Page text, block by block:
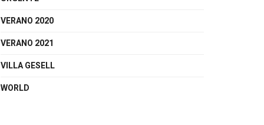
VERANO 2020
VERANO 2021
VILLA GESELL
WORLD